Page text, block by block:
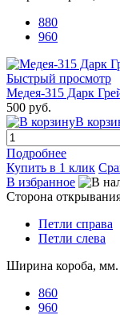
880
960
Быстрый просмотр
Медея-315 Дарк
500 руб.
В
Подробнее
Купить в 1 клик
В избранное
Сторона
Петли справа
Петли слева
Ширина короба, мм.
860
960